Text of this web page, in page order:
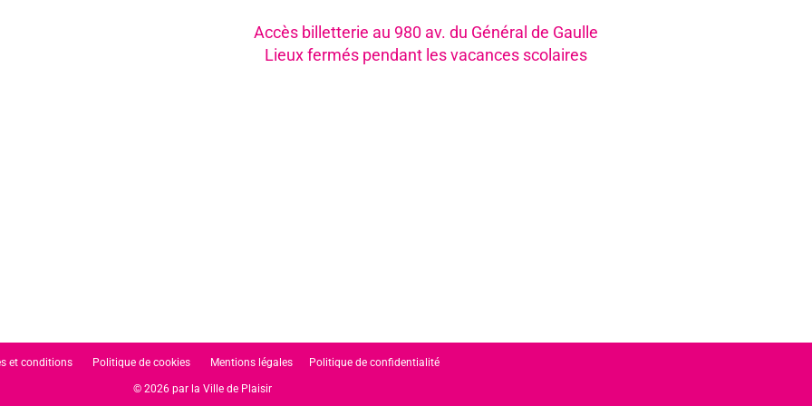
Accès billetterie au 980 av. du Général de Gaulle
Lieux fermés pendant les vacances scolaires
et conditions Politique de cookies Mentions légales Politique de confidentialité
© 2026 par la Ville de Plaisir